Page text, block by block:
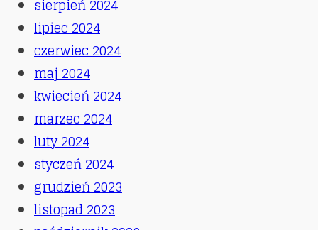
sierpień 2024
lipiec 2024
czerwiec 2024
maj 2024
kwiecień 2024
marzec 2024
luty 2024
styczeń 2024
grudzień 2023
listopad 2023